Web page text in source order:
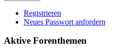
Registrieren
Neues Passwort anfordern
Aktive Forenthemen